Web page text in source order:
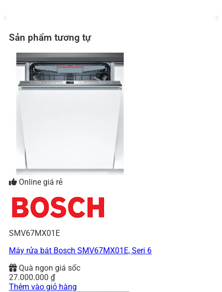
Sản phẩm tương tự
Online giá rẻ
SMV67MX01E
Máy rửa bát Bosch SMV67MX01E, Seri 6
Quà ngon giá sốc
27.000.000 ₫
Thêm vào giỏ hàng